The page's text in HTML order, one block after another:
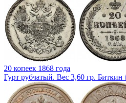
20 копеек 1868 года
Гурт рубчатый. Вес 3,60 гр.